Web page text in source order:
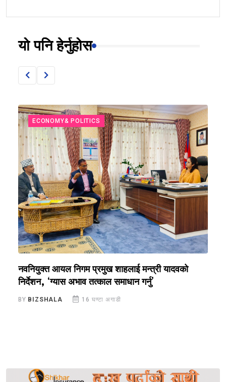
यो पनि हेर्नुहोस
ECONOMY& POLITICS
नवनियुक्त आयल निगम प्रमुख शाहलाई मन्त्री यादवको
निर्देशन, ‘ग्यास अभाव तत्काल समाधान गर्नु’
BY BIZSHALA 16 घण्टा अगाडी